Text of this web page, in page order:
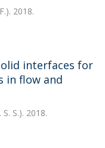
2018.
interfaces for
in flow and
S.). 2018.